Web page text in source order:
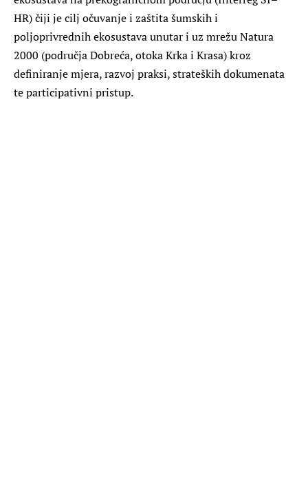
HR) čiji je cilj očuvanje i zaštita šumskih i
poljoprivrednih ekosustava unutar i uz mrežu Natura
2000 (područja Dobreća, otoka Krka i Krasa) kroz
definiranje mjera, razvoj praksi, strateških dokumenata
te participativni pristup.